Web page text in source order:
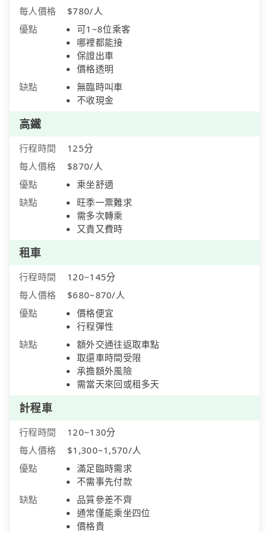
每人價格
$780/人
優點
可1~8位乘客
哪裡都能接
保證出車
價格透明
缺點
無臨時叫車
不收現金
高鐵
行程時間
125分
每人價格
$870/人
優點
乘坐舒適
缺點
旺季一票難求
需多次轉乘
又貴又費時
租車
行程時間
120~145分
每人價格
$680~870/人
優點
價格便宜
行程彈性
缺點
額外交通往返取車點
取還車時間受限
承擔額外風險
需當天來回或租多天
計程車
行程時間
120~130分
每人價格
$1,300~1,570/人
優點
滿足臨時需求
不需事先付款
缺點
品質參差不齊
通常僅能乘坐四位
價格貴